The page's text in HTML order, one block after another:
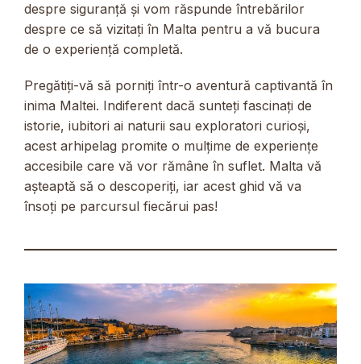
despre siguranță și vom răspunde întrebărilor
despre ce să vizitați în Malta pentru a vă bucura
de o experiență completă.
Pregătiți-vă să porniți într-o aventură captivantă în
inima Maltei. Indiferent dacă sunteți fascinați de
istorie, iubitori ai naturii sau exploratori curioși,
acest arhipelag promite o mulțime de experiențe
accesibile care vă vor rămâne în suflet. Malta vă
așteaptă să o descoperiți, iar acest ghid vă va
însoți pe parcursul fiecărui pas!